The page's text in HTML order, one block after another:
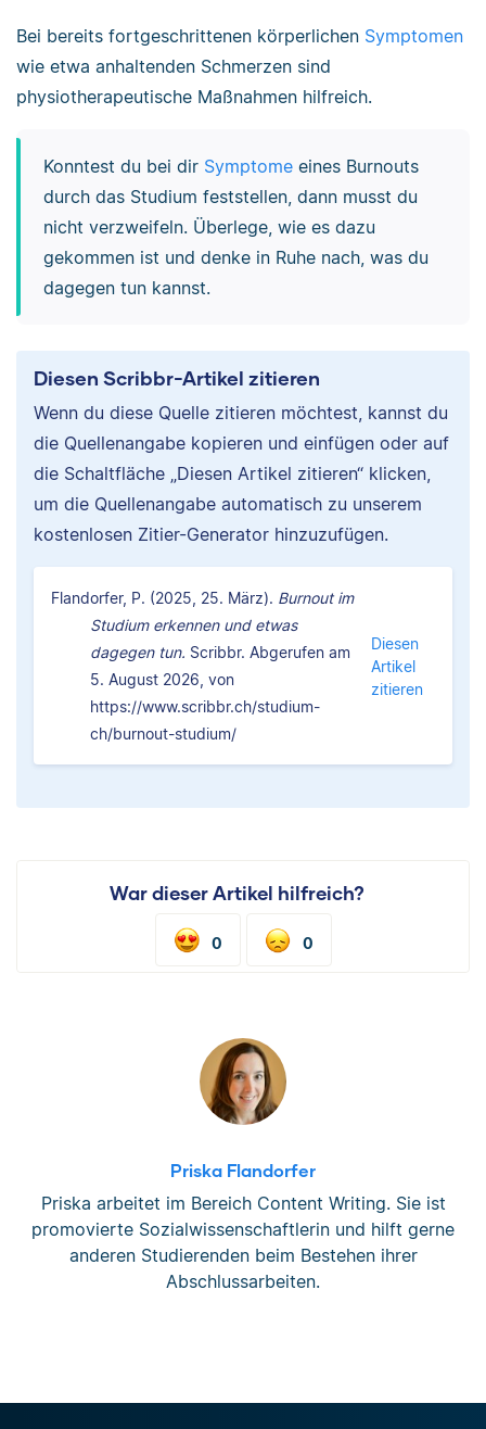
Bei bereits fortgeschrittenen körperlichen Symptomen
wie etwa anhaltenden Schmerzen sind
physiotherapeutische Maßnahmen hilfreich.
Konntest du bei dir Symptomeeines Burnouts
durch das Studium feststellen, dann musst du
nicht verzweifeln. Überlege, wie es dazu
gekommen ist und denke in Ruhe nach, was du
dagegen tun kannst.
Diesen Scribbr-Artikel zitieren
Wenn du diese Quelle zitieren möchtest, kannst du
die Quellenangabe kopieren und einfügen oder auf
die Schaltfläche „Diesen Artikel zitieren“ klicken,
um die Quellenangabe automatisch zu unserem
kostenlosen Zitier-Generator hinzuzufügen.
Flandorfer, P. (2025, 25. März). Burnout im
Studium erkennen und etwas
dagegen tun. Scribbr. Abgerufen am
5. August 2026, von
https://www.scribbr.ch/studium-
ch/burnout-studium/
Diesen
Artikel
zitieren
War dieser Artikel hilfreich?
0 0
Priska Flandorfer
Priska arbeitet im Bereich Content Writing. Sie ist
promovierte Sozialwissenschaftlerin und hilft gerne
anderen Studierenden beim Bestehen ihrer
Abschlussarbeiten.